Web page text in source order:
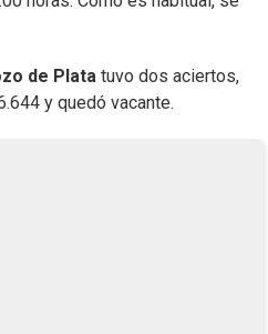
de Plata tuvo dos aciertos,
y quedó vacante.